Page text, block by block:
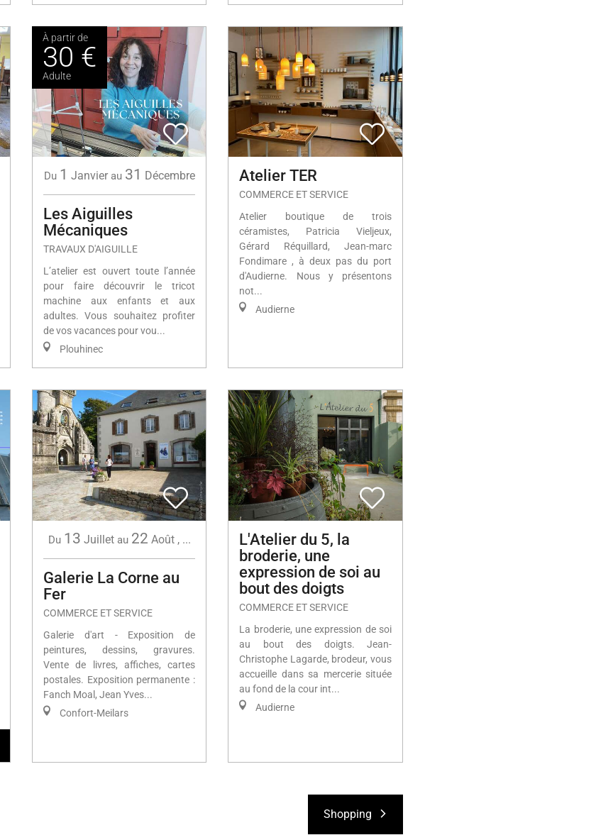
À partir de
30 €
Adulte
Du 1 Janvier au 31 Décembre
Les Aiguilles
Mécaniques
TRAVAUX D'AIGUILLE
L’atelier est ouvert toute l’année
pour faire découvrir le tricot
machine aux enfants et aux
adultes. Vous souhaitez profiter
de vos vacances pour vou...
Plouhinec
Atelier TER
COMMERCE ET SERVICE
Atelier boutique de trois
céramistes, Patricia Vieljeux,
Gérard Réquillard, Jean-marc
Fondimare , à deux pas du port
d'Audierne. Nous y présentons
not...
Audierne
Du 13 Juillet au 22 Août, ...
Galerie La Corne au
Fer
COMMERCE ET SERVICE
Galerie d'art - Exposition de
peintures, dessins, gravures.
Vente de livres, affiches, cartes
postales. Exposition permanente :
Fanch Moal, Jean Yves...
Confort-Meilars
L'Atelier du 5, la
broderie, une
expression de soi au
bout des doigts
COMMERCE ET SERVICE
La broderie, une expression de soi
au bout des doigts. Jean-
Christophe Lagarde, brodeur, vous
accueille dans sa mercerie située
au fond de la cour int...
Audierne
Shopping